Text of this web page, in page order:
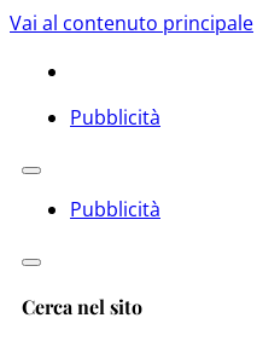
Vai al contenuto principale
Pubblicità
Pubblicità
Cerca nel sito